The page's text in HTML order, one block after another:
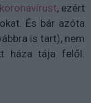
, ezért
És bár azóta
is tart), nem
háza tája felől.